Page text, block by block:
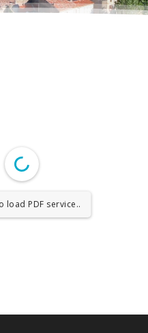
load PDF service..